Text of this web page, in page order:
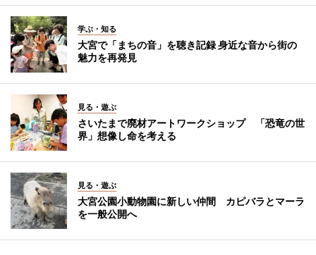
学ぶ・知る
大宮で「まちの音」を聴き記録 身近な音から街の
魅力を再発見
見る・遊ぶ
さいたまで廃材アートワークショップ 「恐竜の世
界」想像し命を考える
見る・遊ぶ
大宮公園小動物園に新しい仲間 カピバラとマーラ
を一般公開へ